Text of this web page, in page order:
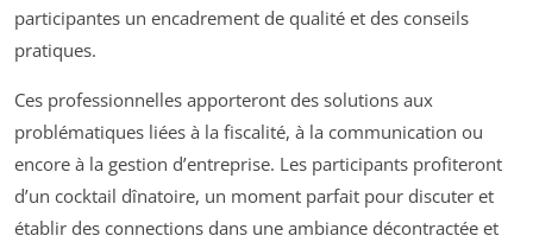
participantes un encadrement de qualité et des conseils
pratiques.
Ces professionnelles apporteront des solutions aux
problématiques liées à la fiscalité, à la communication ou
encore à la gestion d’entreprise. Les participants profiteront
d’un cocktail dînatoire, un moment parfait pour discuter et
établir des connections dans une ambiance décontractée et